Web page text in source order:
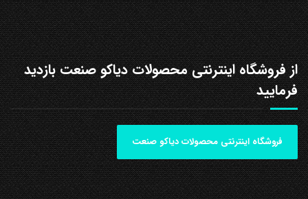
از فروشگاه اینترنتی محصولات دیاکو صنعت بازدید
فرمایید
فروشگاه اینترنتی محصولات دیاکو صنعت